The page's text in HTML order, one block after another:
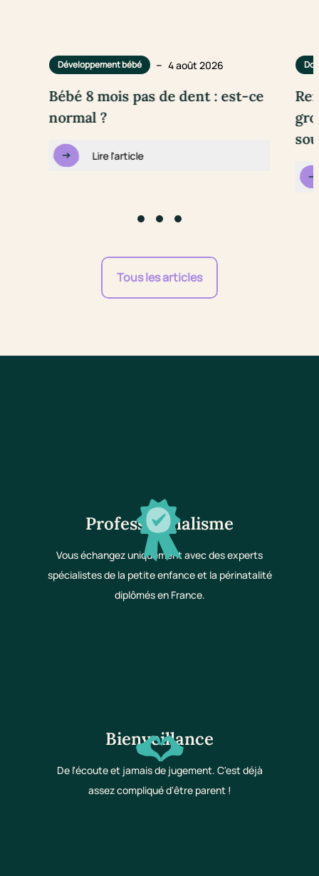
Développement bébé – 4 août 2026
Bébé 8 mois pas de dent : est-ce
normal ?
Lire l'article
Tous les articles
Professionnalisme
Vous échangez uniquement avec des experts
spécialistes de la petite enfance et la périnatalité
diplômés en France.
Bienveillance
De l'écoute et jamais de jugement. C'est déjà
assez compliqué d'être parent !